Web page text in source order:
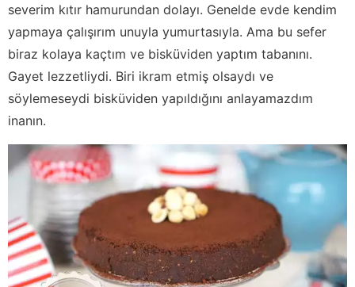
severim kıtır hamurundan dolayı. Genelde evde kendim
yapmaya çalışırım unuyla yumurtasıyla. Ama bu sefer
biraz kolaya kaçtım ve bisküviden yaptım tabanını.
Gayet lezzetliydi. Biri ikram etmiş olsaydı ve
söylemeseydi bisküviden yapıldığını anlayamazdım
inanın.